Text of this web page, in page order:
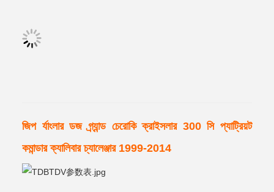
জিপ র্যাংলার ডজ গ্র্যান্ড চেরোকি ক্রাইসলার 300 সি প্যাট্রিয়ট
কমান্ডার ক্যালিবার চ্যালেঞ্জার 1999-2014